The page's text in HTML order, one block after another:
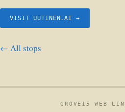
VISIT UUTINEN.AI →
← All stops
GROVE15 WEB